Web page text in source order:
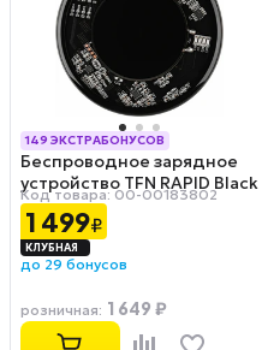
149 ЭКСТРАБОНУСОВ
РАССРОЧКА 0-0-12
Беспроводное зарядное
устройство TFN RAPID Black
Код товара: 00-00183802
1 499₽
до 29 бонусов
розничная: 1 649 ₽